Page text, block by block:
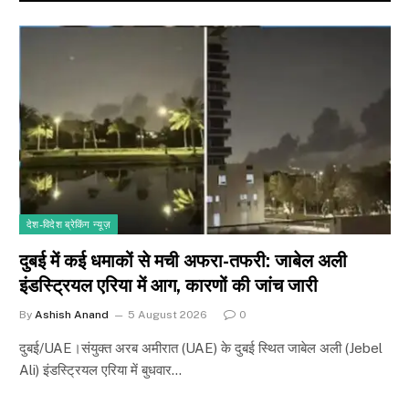
देश-विदेश ब्रेकिंग न्यूज़
दुबई में कई धमाकों से मची अफरा-तफरी: जाबेल अली
इंडस्ट्रियल एरिया में आग, कारणों की जांच जारी
By Ashish Anand 5 August 2026 0
दुबई/UAE।संयुक्त अरब अमीरात (UAE) के दुबई स्थित जाबेल अली (Jebel
Ali) इंडस्ट्रियल एरिया में बुधवार…